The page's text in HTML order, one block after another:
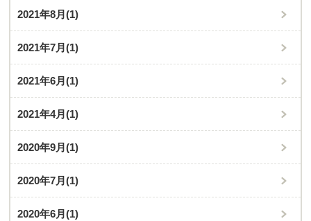
2021年8月(1)
2021年7月(1)
2021年6月(1)
2021年4月(1)
2020年9月(1)
2020年7月(1)
2020年6月(1)